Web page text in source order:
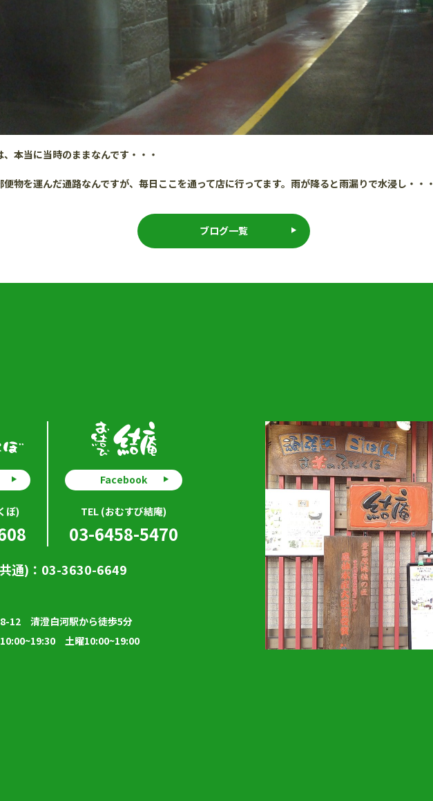
、本当に当時のままなんです・・・
便物を運んだ通路なんですが、毎日ここを通って店に行ってます。雨が降ると雨漏りで水浸し・・・
ブログ一覧
ぼ)
Facebook
TEL (おむすび結庵)
03-6458-5470
通)：03-3630-6649
12 清澄白河駅から徒歩5分
土曜10:00~19:00